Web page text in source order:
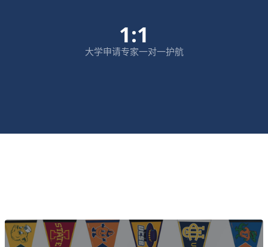
1:1
大学申请专家一对一护航